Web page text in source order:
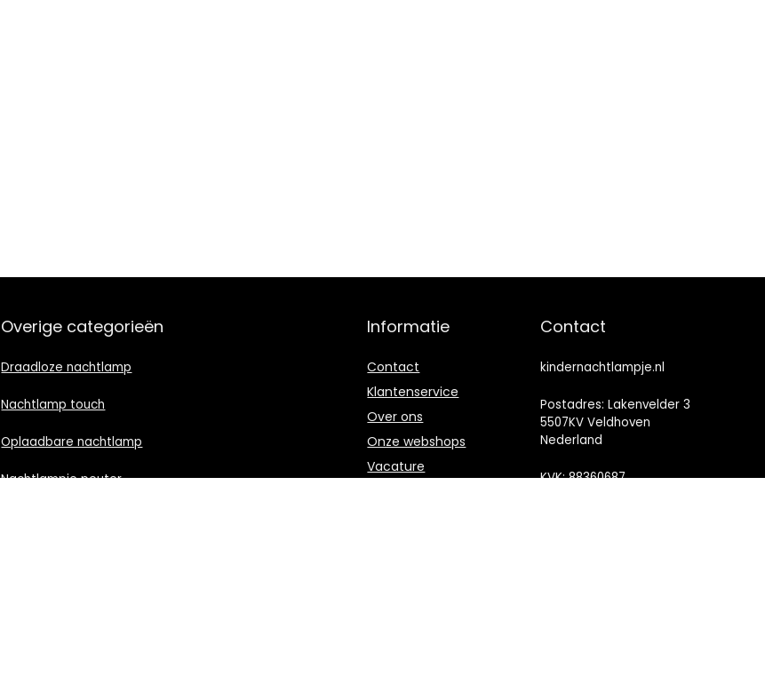
Overige categorieën
Draadloze nachtlamp
Nachtlamp touch
Oplaadbare nachtlamp
Nachtlampje peuter
Informatie
Contact
Klantenservice
Over ons
Onze webshops
Vacature
Contact
kindernachtlampje.nl
Postadres: Lakenvelder 3
5507KV Veldhoven
Nederland
KVK: 88360687